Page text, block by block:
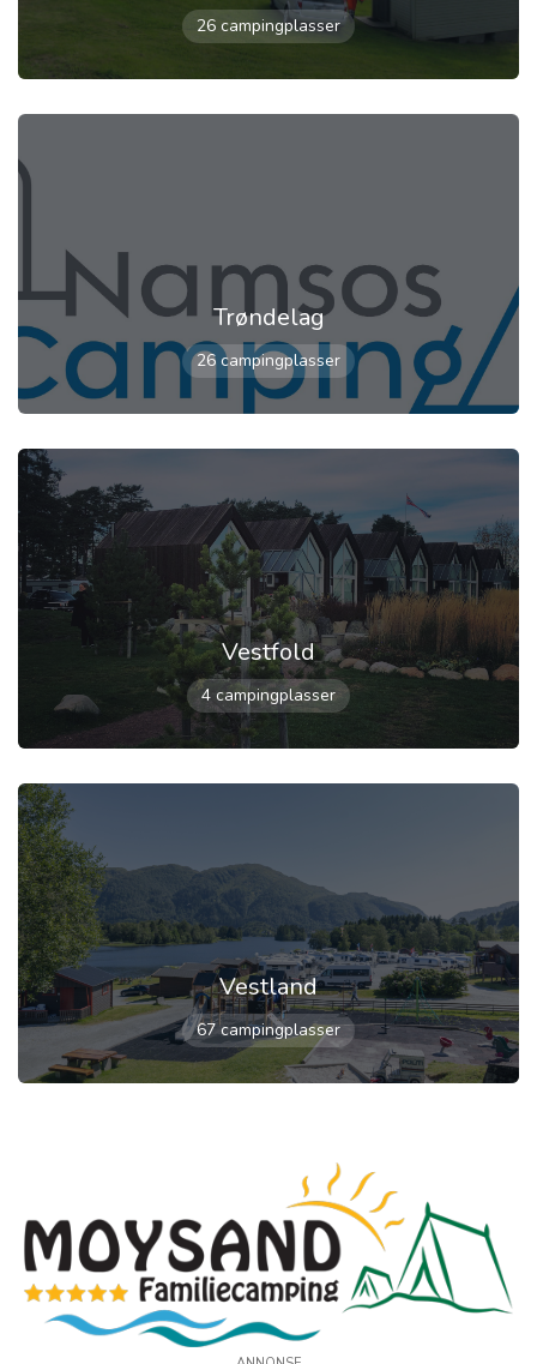
26 campingplasser
Trøndelag
26 campingplasser
Vestfold
4 campingplasser
Vestland
67 campingplasser